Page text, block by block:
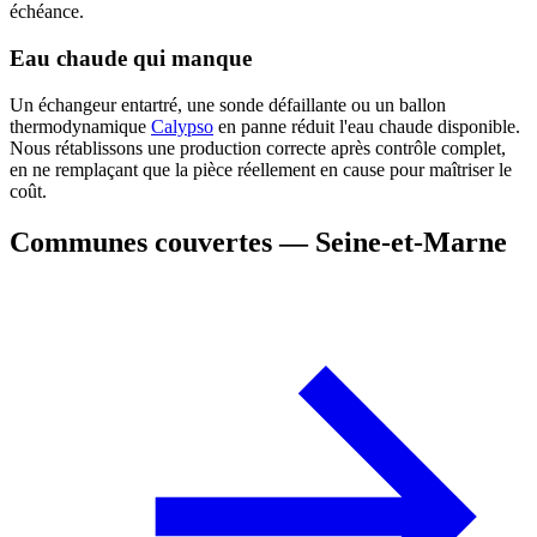
échéance.
Eau chaude qui manque
Un échangeur entartré, une sonde défaillante ou un ballon
thermodynamique Calypso en panne réduit l'eau chaude disponible.
Nous rétablissons une production correcte après contrôle complet,
en ne remplaçant que la pièce réellement en cause pour maîtriser le
coût.
Communes couvertes — Seine-et-Marne